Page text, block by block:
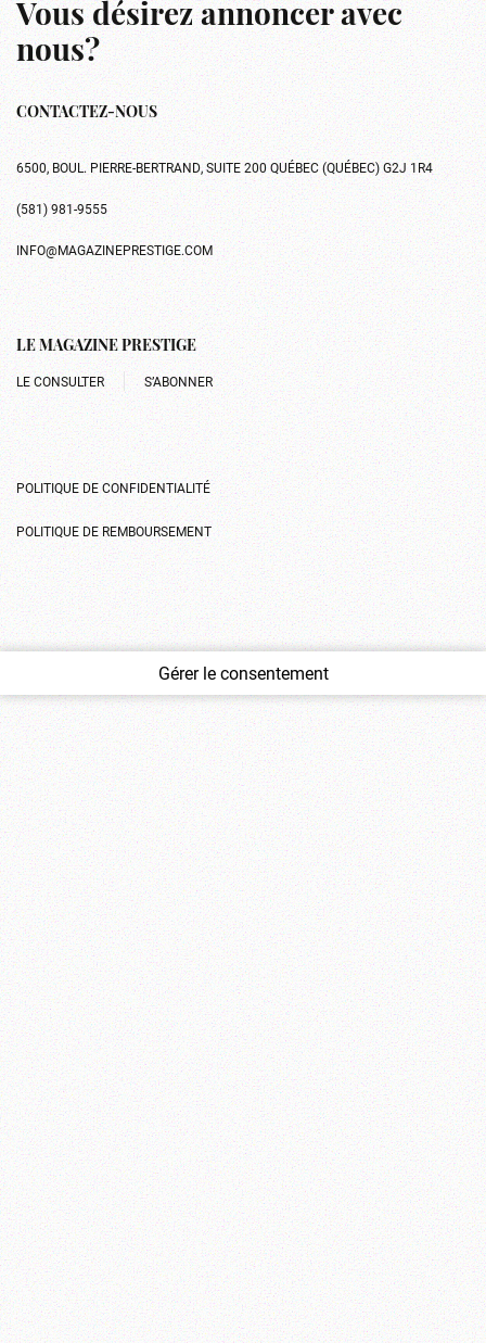
Vous désirez annoncer avec
nous?
CONTACTEZ-NOUS
6500, BOUL. PIERRE-BERTRAND, SUITE 200 QUÉBEC (QUÉBEC) G2J 1R4
(581) 981-9555
INFO@MAGAZINEPRESTIGE.COM
LE MAGAZINE PRESTIGE
LE CONSULTER S’ABONNER
POLITIQUE DE CONFIDENTIALITÉ
POLITIQUE DE REMBOURSEMENT
Gérer le consentement